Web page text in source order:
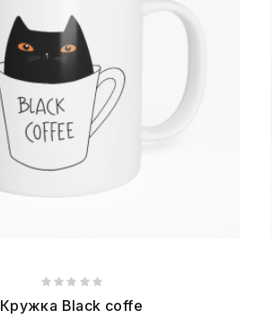
Кружка Black coffe